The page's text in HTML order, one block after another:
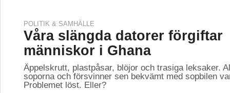
POLITIK & SAMHÄLLE
Våra slängda datorer förgiftar
människor i Ghana
Äppelskrutt, plastpåsar, blöjor och trasiga leksaker.
soporna och försvinner sen bekvämt med sopbilen
Problemet löst. Eller?